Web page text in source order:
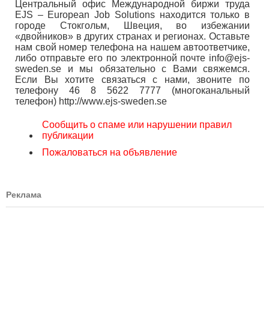
Центральный офис Международной биржи труда
EJS – European Job Solutions находится только в
городе Стокгольм, Швеция, во избежании
«двойников» в других странах и регионах. Оставьте
нам свой номер телефона на нашем автоответчике,
либо отправьте его по электронной почте info@ejs-
sweden.se и мы обязательно с Вами свяжемся.
Если Вы хотите связаться с нами, звоните по
телефону 46 8 5622 7777 (многоканальный
телефон) http://www.ejs-sweden.se
Сообщить о спаме или нарушении правил
публикации
Пожаловаться на объявление
Реклама